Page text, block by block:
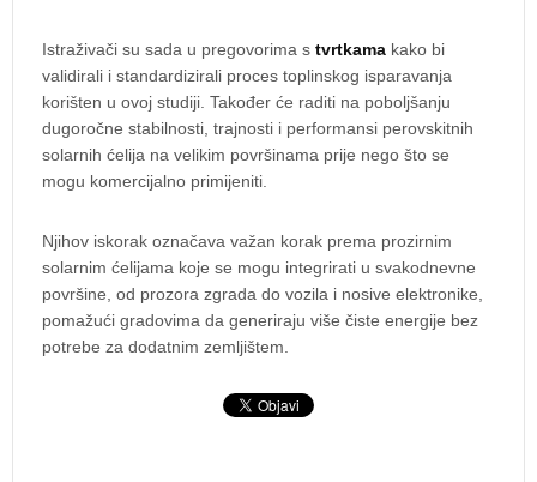
Istraživači su sada u pregovorima s tvrtkama kako bi
validirali i standardizirali proces toplinskog isparavanja
korišten u ovoj studiji. Također će raditi na poboljšanju
dugoročne stabilnosti, trajnosti i performansi perovskitnih
solarnih ćelija na velikim površinama prije nego što se
mogu komercijalno primijeniti.
Njihov iskorak označava važan korak prema prozirnim
solarnim ćelijama koje se mogu integrirati u svakodnevne
površine, od prozora zgrada do vozila i nosive elektronike,
pomažući gradovima da generiraju više čiste energije bez
potrebe za dodatnim zemljištem.